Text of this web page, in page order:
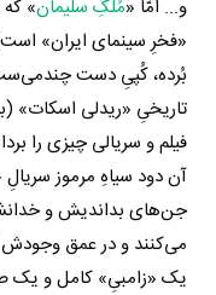
و... امّا «مُلکِ سلیمان»
«فخرِ سینمای ایران»
بُرده، کُپیِ دست
تاریخیِ «ریدلی
فیلم و سریالی چیزی را
آن دود سیاهِ مرموز
جن‌های بداندیش و
می‌کنند و در عمق وجودش
یک «زامبیِ» کامل و یک